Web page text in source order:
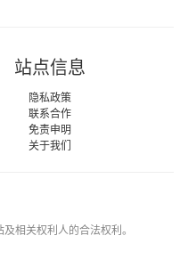
站点信息
隐私政策
联系合作
免责申明
关于我们
相关权利人的合法权利。